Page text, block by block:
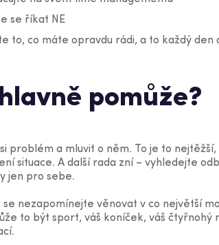
se říkat NE
to, co máte opravdu rádi, a to každý den
pomůže?
problém a mluvit o něm. To je to
situace. A další rada zní – vyhledejte
jen pro sebe.
se nezapomínejte věnovat v co největší
to být sport, váš koníček, váš